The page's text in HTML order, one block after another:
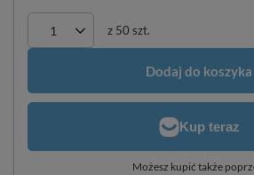
z 50 szt.
Dodaj do koszyka
Możesz kupić także